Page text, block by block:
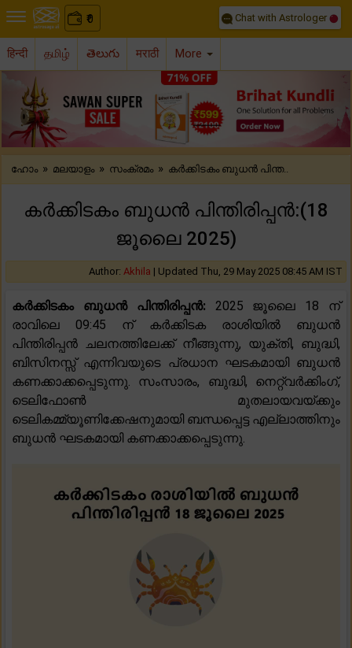
₹
0 Chat with Astrologer
हिन्दी தமிழ் తెలుగు मराठी More
Previous
ഹോം » മലയാളം » സംക്രമം » കർക്കിടകം ബുധൻ പിന്ത..
കർക്കിടകം ബുധൻ പിന്തിരിപ്പൻ:(18
ജൂലൈ 2025)
Author: Akhila | Updated Thu, 29 May 2025 08:45 AM IST
കർക്കിടകം ബുധൻ പിന്തിരിപ്പൻ: 2025 ജൂലൈ 18 ന്
രാവിലെ 09:45 ന് കർക്കിടക രാശിയിൽ ബുധൻ
പിന്തിരിപ്പൻ ചലനത്തിലേക്ക് നീങ്ങുന്നു, യുക്തി, ബുദ്ധി,
ബിസിനസ്സ് എന്നിവയുടെ പ്രധാന ഘടകമായി ബുധൻ
കണക്കാക്കപ്പെടുന്നു. സംസാരം, ബുദ്ധി, നെറ്റ്‌വർക്കിംഗ്,
ടെലിഫോൺ മുതലായവയ്ക്കും
ടെലികമ്മ്യൂണിക്കേഷനുമായി ബന്ധപ്പെട്ട എല്ലാത്തിനും
ബുധൻ ഘടകമായി കണക്കാക്കപ്പെടുന്നു.